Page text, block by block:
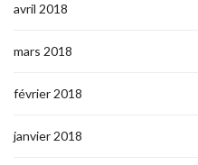
avril 2018
mars 2018
février 2018
janvier 2018